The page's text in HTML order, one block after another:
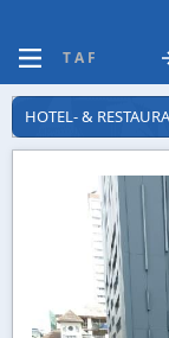
T A F
HOTEL- &